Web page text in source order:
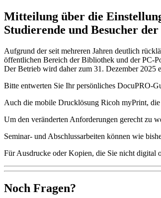
Mitteilung über die
Studierende und Besucher
Aufgrund der seit mehreren Jahren deutlich
öffentlichen Bereich der Bibliothek und der PC-
Der Betrieb wird daher zum 31. Dezember 2025
Bitte entwerten Sie Ihr persönliches DocuPRO-
Auch die mobile Drucklösung Ricoh myPrint,
Um den veränderten Anforderungen gerecht zu
Seminar- und Abschlussarbeiten können wie
Für Ausdrucke oder Kopien, die Sie nicht digital
Noch Fragen?